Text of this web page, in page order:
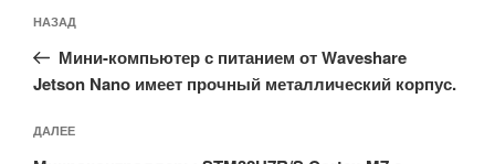
по
записям
Предыдущая
запись:
НАЗАД
Мини-компьютер с питанием от Waveshare
Jetson Nano имеет прочный металлический корпус.
Следующая
ДАЛЕЕ